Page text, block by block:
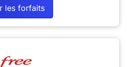
les forfaits